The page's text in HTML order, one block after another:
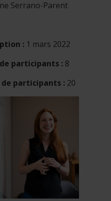
Serrano-Parent
: 1 mars 2022
participants : 8
participants : 20